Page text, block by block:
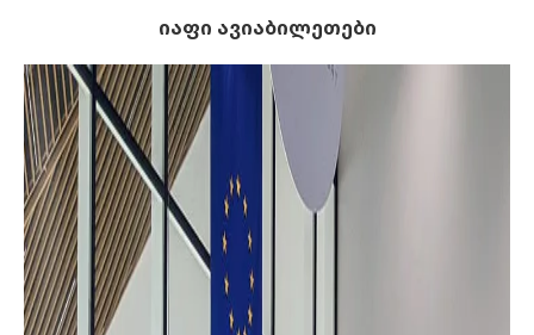
იაფი ავიაბილეთები